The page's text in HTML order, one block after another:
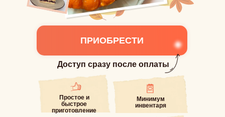
ПРИОБРЕСТИ
Доступ сразу после оплаты
Простое и
быстрое
приготовление
Минимум
инвентаря